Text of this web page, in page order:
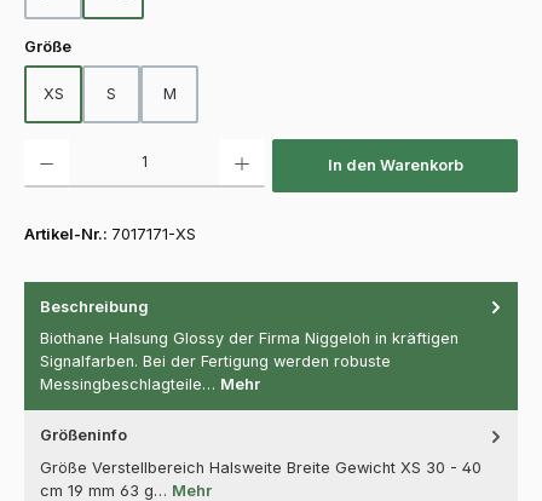
Größeauswählen
XS S M
In den Warenkorb
Artikel-Nr.: 7017171-XS
Beschreibung
Biothane Halsung Glossy der Firma Niggeloh in kräftigen
Signalfarben. Bei der Fertigung werden robuste
Messingbeschlagteile… Mehr
Größeninfo
Größe Verstellbereich Halsweite Breite Gewicht XS 30 - 40
cm 19 mm 63 g… Mehr